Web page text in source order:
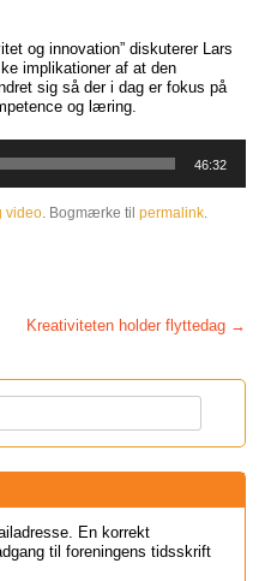
og innovation” diskuterer Lars
implikationer af at den
sig så der i dag er fokus på
og læring.
46:32
video. Bogmærke til permalink.
Kreativiteten holder flyttedag →
En korrekt
til foreningens tidsskrift